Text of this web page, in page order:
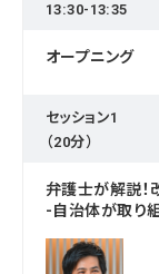
13:30-13:35
オープニング
セッション1
（20分）
弁護士が解説！
-自治体が取り